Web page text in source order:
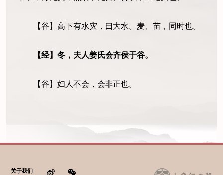
【谷】高下有水灾，曰大水。麦、苗，同时也。
【经】冬，夫人姜氏会齐侯于谷。
【谷】妇人不会，会非正也。
关于我们